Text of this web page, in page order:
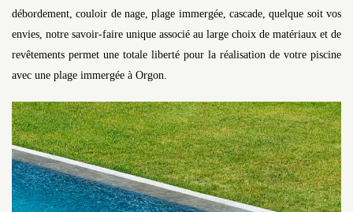
débordement, couloir de nage, plage immergée, cascade, quelque soit vos
envies, notre savoir-faire unique associé au large choix de matériaux et de
revêtements permet une totale liberté pour la réalisation de votre piscine
avec une plage immergée à Orgon.